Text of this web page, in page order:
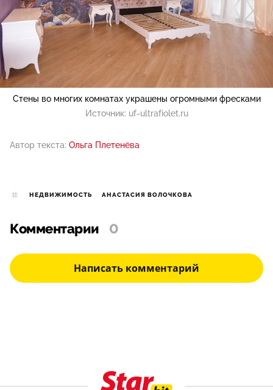
Стены во многих комнатах украшены огромными фресками
Источник: uf-ultrafiolet.ru
Автор текста: Ольга Плетенёва
НЕДВИЖИМОСТЬ АНАСТАСИЯ ВОЛОЧКОВА
Комментарии 0
Написать комментарий